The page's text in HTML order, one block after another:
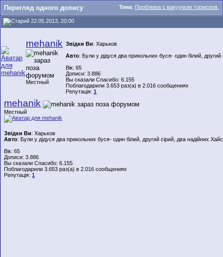
Тема: Проблема с вакуумом тормозов.
Перегляд одного допису
22.05.2013, 20:00
mehanik
Местный
Звідки Ви: Харьков
Авто: Були у дідуся два прикольних буся- один білий, другий
Вік: 65
Дописи: 3.886
Вы сказали Спасибо: 6.155
Поблагодарили 3.653 раз(а) в 2.016 сообщениях
Репутація: 1
mehanik
Местный
Звідки Ви: Харьков
Авто: Були у дідуся два прикольних буся- один білий, другий сірий, два надійних
Вік: 65
Дописи: 3.886
Вы сказали Спасибо: 6.155
Поблагодарили 3.653 раз(а) в 2.016 сообщениях
Репутація: 1